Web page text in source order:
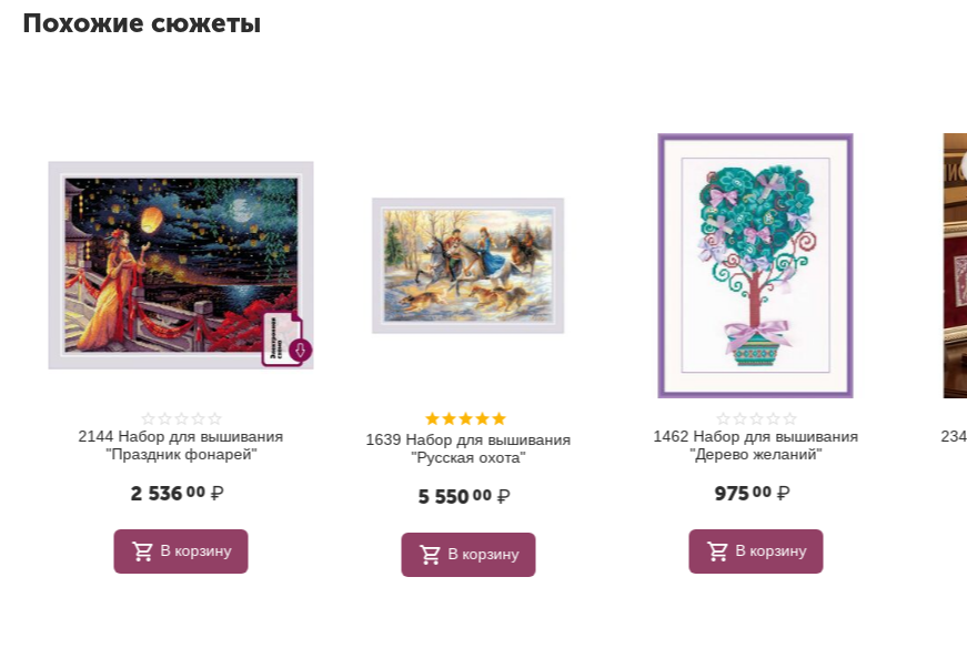
Похожие сюжеты
2144 Набор для вышивания
"Праздник фонарей"
2 53600 ₽
В корзину
1639 Набор для вышивания
"Русская охота"
5 55000 ₽
В корзину
1462 Набор для вышивания
"Дерево желаний"
97500 ₽
В корзину